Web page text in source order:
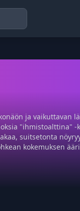
ja vaikuttavan
"ihmistoalttina" -
suitsetonta
kokemuksen